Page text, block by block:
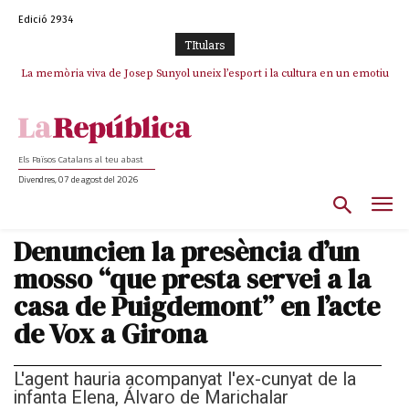
Edició 2934
TItulars
La memòria viva de Josep Sunyol uneix l’esport i la cultura en un emotiu
La “dignitat” a mitges de Marc Puigtió: renuncia a Girona pels àudios però
Els Països Catalans al teu abast
Divendres, 07 de agost del 2026
Denuncien la presència d’un
mosso “que presta servei a la
casa de Puigdemont” en l’acte
de Vox a Girona
L'agent hauria acompanyat l'ex-cunyat de la
infanta Elena, Álvaro de Marichalar